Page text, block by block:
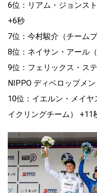
6位：リアム・ジョンス
+6秒
7位：今村駿介（チーム
8位：ネイサン・アール
9位：フェリックス・ス
NIPPO ディベロップメ
10位：イエルン・メイ
イクリングチーム） +11